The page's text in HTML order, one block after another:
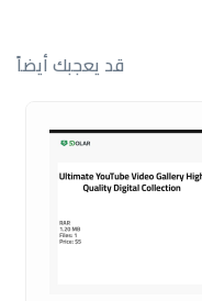
قد يعجبك أيضاً